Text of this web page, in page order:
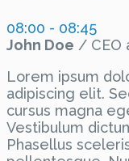
08:00 - 08:45
John Doe / CEO
Lorem ipsum
adipiscing elit.
cursus magna
Vestibulum
Phasellus